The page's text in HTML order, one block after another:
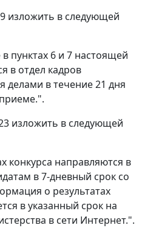
изложить в следующей
пунктах 6 и 7 настоящей
в отдел кадров
делами в течение 21 дня
изложить в следующей
конкурса направляются в
в 7-дневный срок со
о результатах
в указанный срок на
в сети Интернет.".